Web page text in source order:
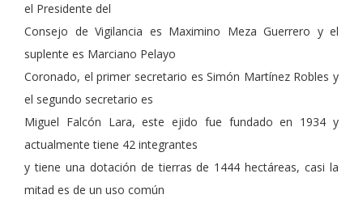
el Presidente del
Consejo de Vigilancia es Maximino Meza Guerrero y el
suplente es Marciano Pelayo
Coronado, el primer secretario es Simón Martínez Robles y
el segundo secretario es
Miguel Falcón Lara, este ejido fue fundado en 1934 y
actualmente tiene 42 integrantes
y tiene una dotación de tierras de 1444 hectáreas, casi la
mitad es de un uso común